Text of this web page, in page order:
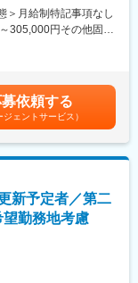
ャリアが形成できま
部門など）への道も
を支援するCSOと呼
営業を増員したい」
ったようなメーカー
同社では転職せずに
性と安定性を兼ね備
し、MR資格を取得
もいるかもしれませ
らのURLも併せてご
所＞月給制特記事項なし
305,000円その他固定
当(35,000円)、外勤
賞与制（6月・12
：3月（対象者）賃
じて上下する可能性
表記です。
依頼する
ジェントサービス）
新予定者／第二
勤務地考慮